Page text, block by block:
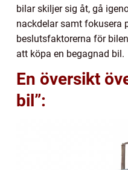
bilar skiljer sig åt, gå
nackdelar samt fokusera
beslutsfaktorerna för
att köpa en begagnad bil.
En översikt
bil”: